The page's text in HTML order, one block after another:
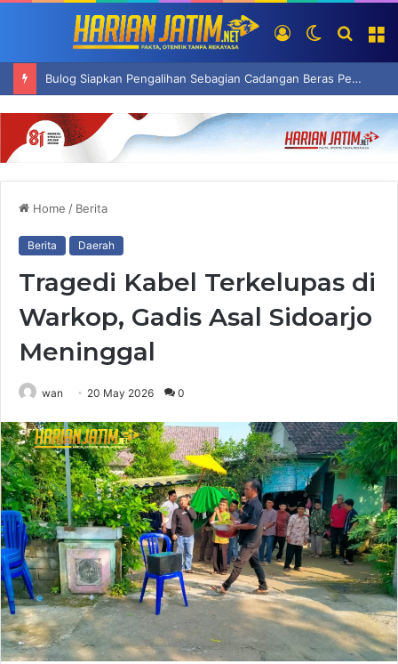
Search
for
Switch
skin
Log
In
Bulog Siapkan Pengalihan Sebagian Cadangan Beras Pemerintah Jadi Premium
Home / Berita
Berita Daerah
Tragedi Kabel Terkelupas di
Warkop, Gadis Asal Sidoarjo
Meninggal
wan 20 May 2026 0